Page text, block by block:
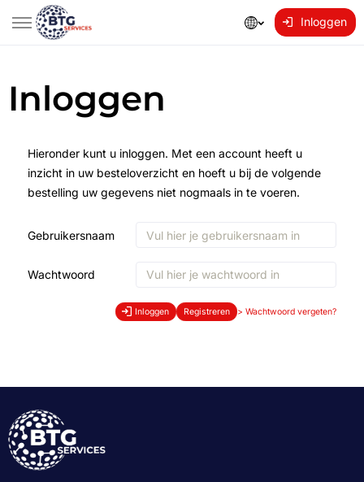
Inloggen
Inloggen
Hieronder kunt u inloggen. Met een account heeft u
inzicht in uw besteloverzicht en hoeft u bij de volgende
bestelling uw gegevens niet nogmaals in te voeren.
Gebruikersnaam
Wachtwoord
Inloggen Registreren > Wachtwoord vergeten?